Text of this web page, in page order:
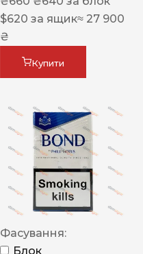
$620 за ящик≈ 27 900
₴
Купити
Фасування:
Блок